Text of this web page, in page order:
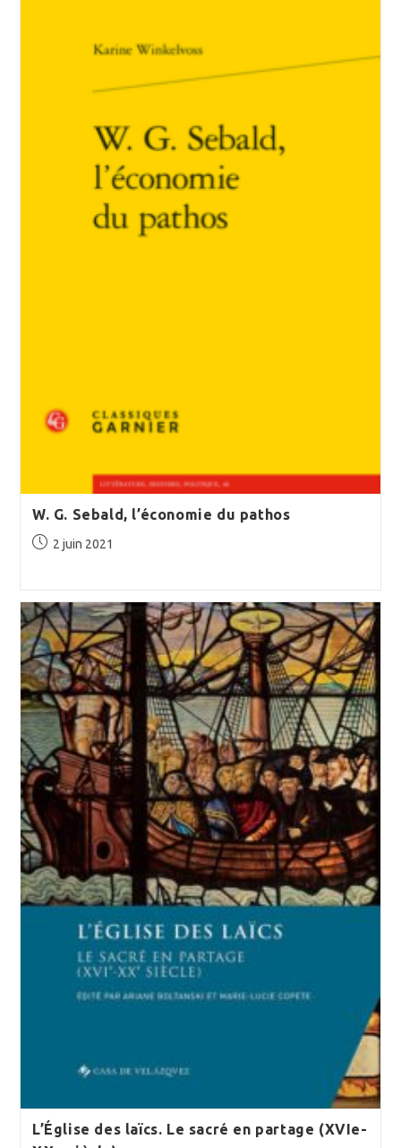
W. G. Sebald, l’économie du pathos
Publication
2 juin 2021
L’Église des laïcs. Le sacré en partage (XVIe-